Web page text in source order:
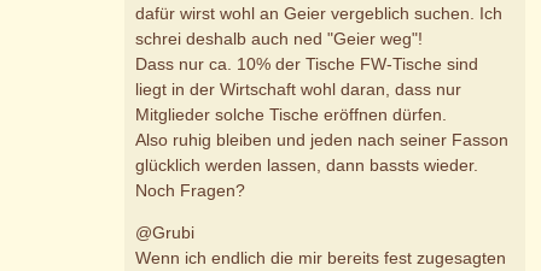
dafür wirst wohl an Geier vergeblich suchen. Ich
schrei deshalb auch ned "Geier weg"!
Dass nur ca. 10% der Tische FW-Tische sind
liegt in der Wirtschaft wohl daran, dass nur
Mitglieder solche Tische eröffnen dürfen.
Also ruhig bleiben und jeden nach seiner Fasson
glücklich werden lassen, dann bassts wieder.
Noch Fragen?
@Grubi
Wenn ich endlich die mir bereits fest zugesagten